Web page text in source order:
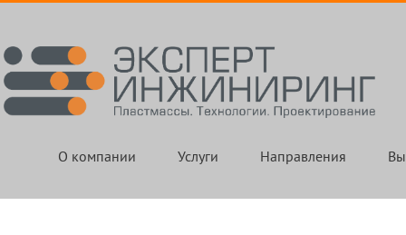
О компании Услуги Направления